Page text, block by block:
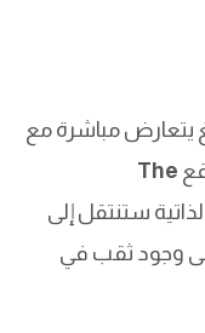
يتعارض مباشرة مع
The
ستنتقل إلى
إلى وجود ثقب في